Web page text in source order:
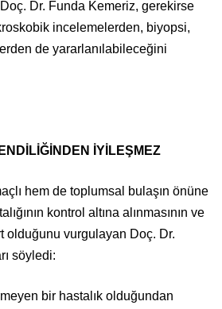
Dr. Funda Kemeriz, gerekirse
incelemelerden, biyopsi,
de yararlanılabileceğini
İYİLEŞMEZ
hem de toplumsal bulaşın önüne
kontrol altına alınmasının ve
olduğunu vurgulayan Doç. Dr.
söyledi:
bir hastalık olduğundan